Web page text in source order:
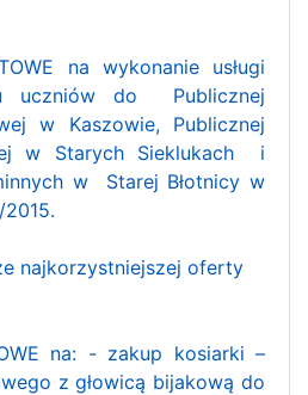
na wykonanie usługi
uczniów do Publicznej
w Kaszowie, Publicznej
w Starych Sieklukach i
w Starej Błotnicy w
najkorzystniejszej oferty
na: - zakup kosiarki –
z głowicą bijakową do